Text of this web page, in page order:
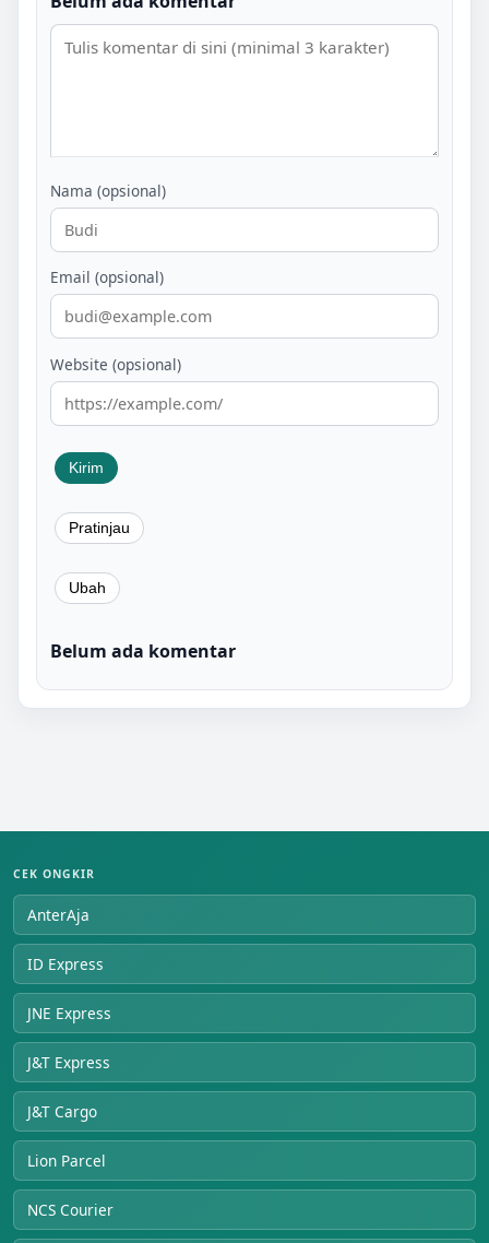
Nama (opsional)
Email (opsional)
Website (opsional)
Belum ada komentar
CEK ONGKIR
AnterAja
ID Express
JNE Express
J&T Express
J&T Cargo
Lion Parcel
NCS Courier